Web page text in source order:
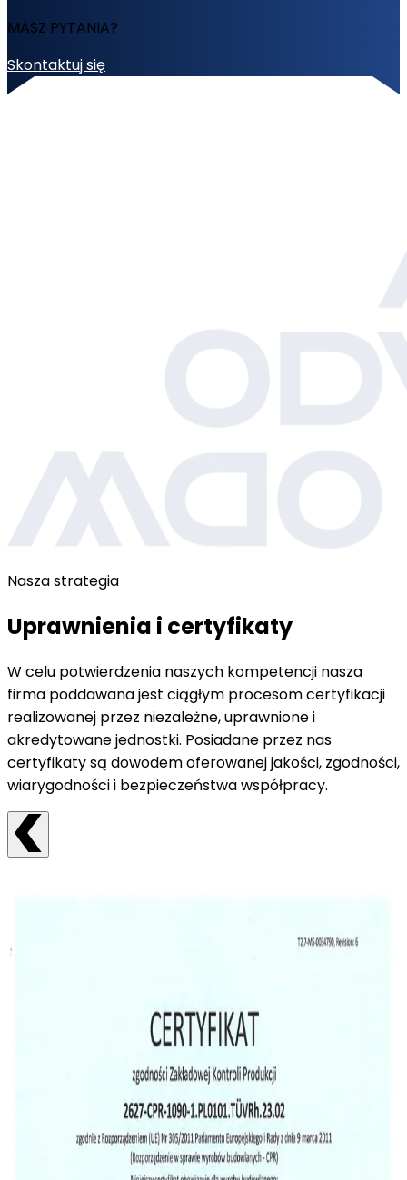
MASZ PYTANIA?
Skontaktuj się
Nasza strategia
Uprawnienia i certyfikaty
W celu potwierdzenia naszych kompetencji nasza
firma poddawana jest ciągłym procesom certyfikacji
realizowanej przez niezależne, uprawnione i
akredytowane jednostki. Posiadane przez nas
certyfikaty są dowodem oferowanej jakości, zgodności,
wiarygodności i bezpieczeństwa współpracy.